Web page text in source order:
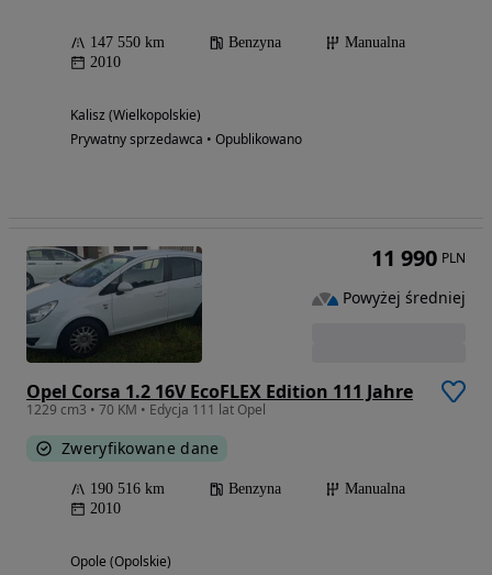
147 550 km Benzyna
Manualna
2010
Kalisz (Wielkopolskie)
Prywatny sprzedawca • Opublikowano
Opel Corsa 1.2 16V EcoFLEX Edition 111 Jahre
1229 cm3 • 70 KM • Edycja 111 lat Opel
Zweryfikowane dane
190 516 km Benzyna
Manualna
2010
Opole (Opolskie)
11 990 PLN
Powyżej średniej